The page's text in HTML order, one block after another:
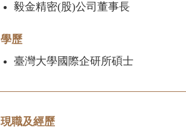
毅金精密(股)公司董事長
學歷
臺灣大學國際企研所碩士
現職及經歷